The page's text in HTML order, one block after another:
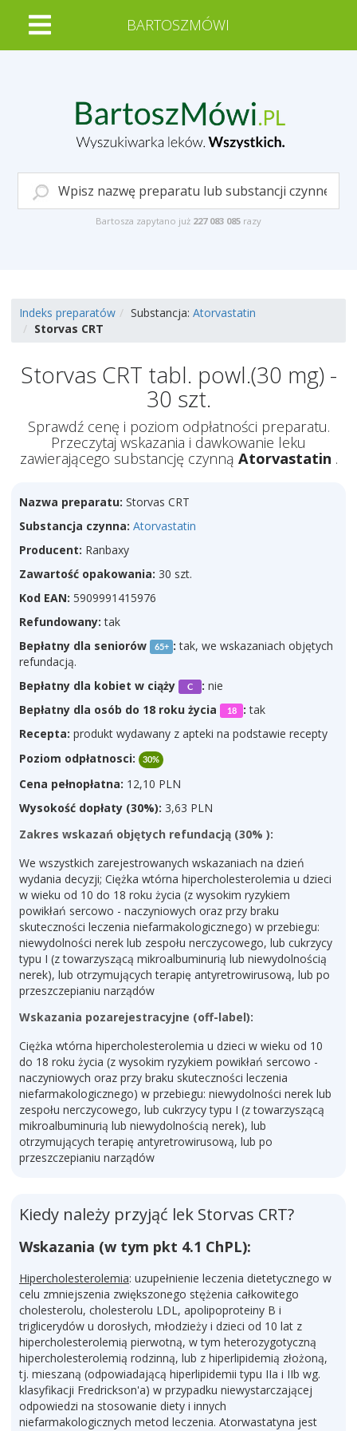
BARTOSZMÓWI
Bartosza zapytano już 227 083 085 razy
Indeks preparatów Substancja: Atorvastatin
Storvas CRT
Storvas CRT tabl. powl.(30 mg) -
30 szt.
Sprawdź cenę i poziom odpłatności preparatu.
Przeczytaj wskazania i dawkowanie leku
zawierającego substancję czynną Atorvastatin .
Nazwa preparatu: Storvas CRT
Substancja czynna: Atorvastatin
Producent: Ranbaxy
Zawartość opakowania: 30 szt.
Kod EAN: 5909991415976
Refundowany: tak
Bepłatny dla seniorów
65+ : tak, we wskazaniach objętych
refundacją.
Bepłatny dla kobiet w ciąży
C : nie
Bepłatny dla osób do 18 roku życia
18 : tak
Recepta: produkt wydawany z apteki na podstawie recepty
Poziom odpłatnosci:
30%
Cena pełnopłatna: 12,10 PLN
Wysokość dopłaty (30%): 3,63 PLN
Zakres wskazań objętych refundacją (30% ):
We wszystkich zarejestrowanych wskazaniach na dzień
wydania decyzji; Ciężka wtórna hipercholesterolemia u dzieci
w wieku od 10 do 18 roku życia (z wysokim ryzykiem
powikłań sercowo - naczyniowych oraz przy braku
skuteczności leczenia niefarmakologicznego) w przebiegu:
niewydolności nerek lub zespołu nerczycowego, lub cukrzycy
typu I (z towarzyszącą mikroalbuminurią lub niewydolnością
nerek), lub otrzymujących terapię antyretrowirusową, lub po
przeszczepianiu narządów
Wskazania pozarejestracyjne (off-label):
Ciężka wtórna hipercholesterolemia u dzieci w wieku od 10
do 18 roku życia (z wysokim ryzykiem powikłań sercowo -
naczyniowych oraz przy braku skuteczności leczenia
niefarmakologicznego) w przebiegu: niewydolności nerek lub
zespołu nerczycowego, lub cukrzycy typu I (z towarzyszącą
mikroalbuminurią lub niewydolnością nerek), lub
otrzymujących terapię antyretrowirusową, lub po
przeszczepianiu narządów
Kiedy należy przyjąć lek Storvas CRT?
Wskazania (w tym pkt 4.1 ChPL):
Hipercholesterolemia: uzupełnienie leczenia dietetycznego w
celu zmniejszenia zwiększonego stężenia całkowitego
cholesterolu, cholesterolu LDL, apolipoproteiny B i
triglicerydów u dorosłych, młodzieży i dzieci od 10 lat z
hipercholesterolemią pierwotną, w tym heterozygotyczną
hipercholesterolemią rodzinną, lub z hiperlipidemią złożoną,
tj. mieszaną (odpowiadającą hiperlipidemii typu IIa i IIb wg.
klasyfikacji Fredrickson'a) w przypadku niewystarczającej
odpowiedzi na stosowanie diety i innych
niefarmakologicznych metod leczenia. Atorwastatyna jest